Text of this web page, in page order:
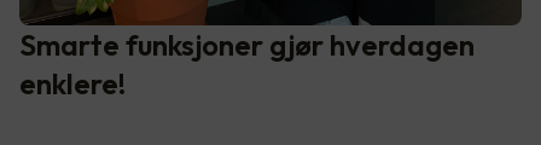
Smarte funksjoner gjør hverdagen
enklere!